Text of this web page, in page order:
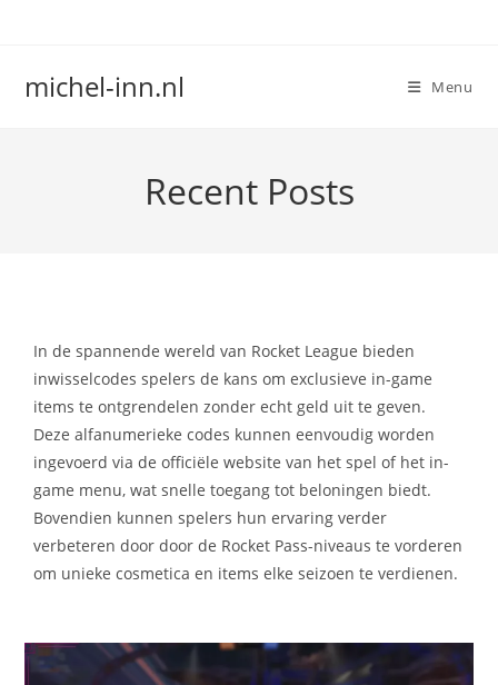
michel-inn.nl Menu
Recent Posts
In de spannende wereld van Rocket League bieden
inwisselcodes spelers de kans om exclusieve in-game
items te ontgrendelen zonder echt geld uit te geven.
Deze alfanumerieke codes kunnen eenvoudig worden
ingevoerd via de officiële website van het spel of het in-
game menu, wat snelle toegang tot beloningen biedt.
Bovendien kunnen spelers hun ervaring verder
verbeteren door door de Rocket Pass-niveaus te vorderen
om unieke cosmetica en items elke seizoen te verdienen.